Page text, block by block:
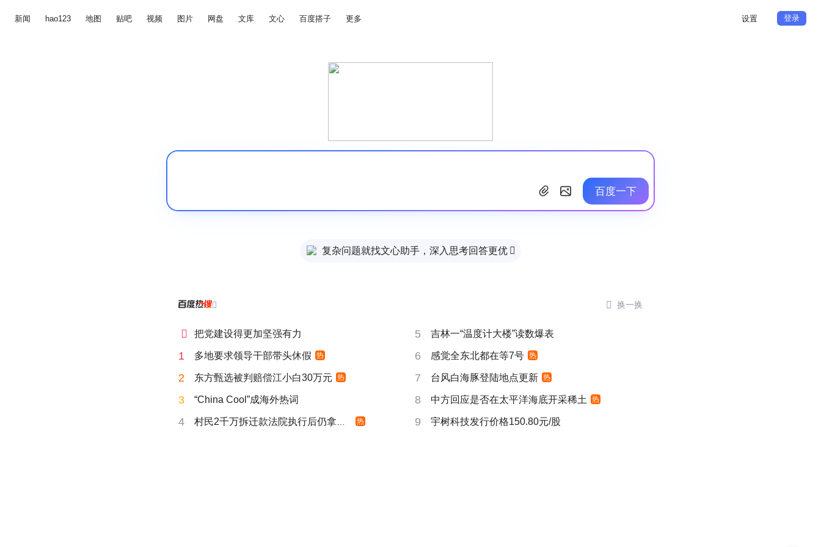
新闻 hao123 地图 贴吧 视频 图片 网盘 文库 文心 百度搭子 更多 设置 登录
百度一下
复杂问题就找文心助手，深入思考回答更优 
  换一换
 把党建设得更加坚强有力 5 吉林一“温度计大楼”读数爆表
1 多地要求领导干部带头休假 热 6 感觉全东北都在等7号 热
2 东方甄选被判赔偿江小白30万元 热 7 台风白海豚登陆地点更新 热
3 “China Cool”成海外热词 8 中方回应是否在太平洋海底开采稀土 热
4 村民2千万拆迁款法院执行后仍拿不到 热 9 宇树科技发行价格150.80元/股